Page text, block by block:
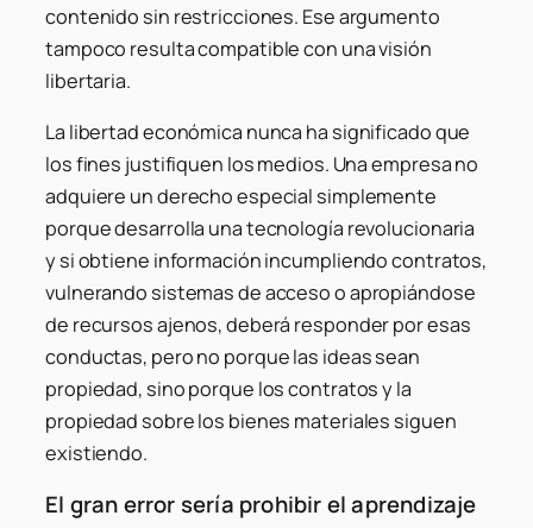
contenido sin restricciones. Ese argumento
tampoco resulta compatible con una visión
libertaria.
La libertad económica nunca ha significado que
los fines justifiquen los medios. Una empresa no
adquiere un derecho especial simplemente
porque desarrolla una tecnología revolucionaria
y si obtiene información incumpliendo contratos,
vulnerando sistemas de acceso o apropiándose
de recursos ajenos, deberá responder por esas
conductas, pero no porque las ideas sean
propiedad, sino porque los contratos y la
propiedad sobre los bienes materiales siguen
existiendo.
El gran error sería prohibir el aprendizaje